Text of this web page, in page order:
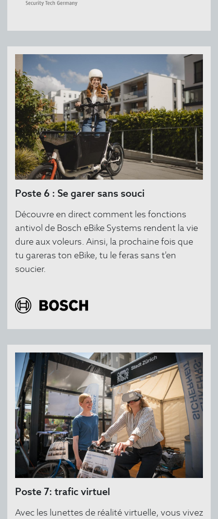
Poste 6 : Se garer sans souci
Découvre en direct comment les fonctions
antivol de Bosch eBike Systems rendent la vie
dure aux voleurs. Ainsi, la prochaine fois que
tu gareras ton eBike, tu le feras sans t'en
soucier.
Poste 7: trafic virtuel
Avec les lunettes de réalité virtuelle, vous vivez